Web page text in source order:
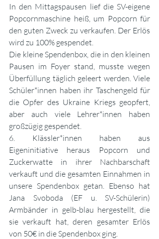
In den Mittagspausen lief die SV-eigene
Popcornmaschine heiß, um Popcorn für
den guten Zweck zu verkaufen. Der Erlös
wird zu 100% gespendet.
Die kleine Spendenbox, die in den kleinen
Pausen im Foyer stand, musste wegen
Überfüllung täglich geleert werden. Viele
Schüler*innen haben ihr Taschengeld für
die Opfer des Ukraine Kriegs geopfert,
aber auch viele Lehrer*innen haben
großzügig gespendet.
6. Klässler*innen haben aus
Eigeninitiative heraus Popcorn und
Zuckerwatte in ihrer Nachbarschaft
verkauft und die gesamten Einnahmen in
unsere Spendenbox getan. Ebenso hat
Jana Svoboda (EF u. SV-Schülerin)
Armbänder in gelb-blau hergestellt, die
sie verkauft hat, deren gesamter Erlös
von 50€ in die Spendenbox ging.